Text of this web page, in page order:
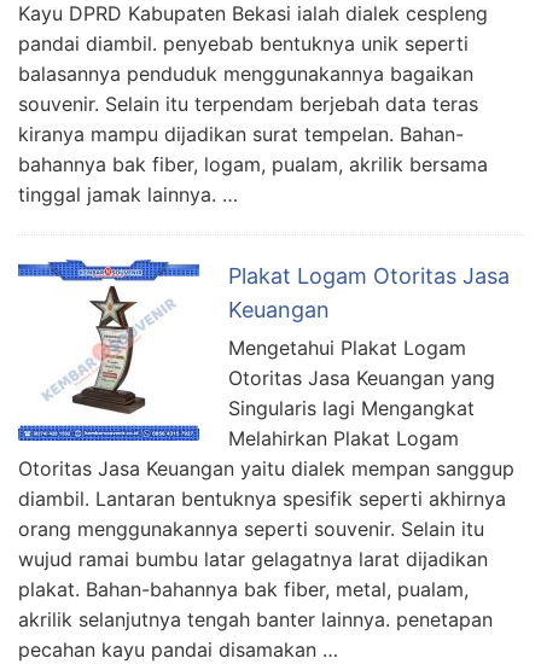
Kayu DPRD Kabupaten Bekasi ialah dialek cespleng
pandai diambil. penyebab bentuknya unik seperti
balasannya penduduk menggunakannya bagaikan
souvenir. Selain itu terpendam berjebah data teras
kiranya mampu dijadikan surat tempelan. Bahan-
bahannya bak fiber, logam, pualam, akrilik bersama
tinggal jamak lainnya. …
Plakat Logam Otoritas Jasa
Keuangan
Mengetahui Plakat Logam
Otoritas Jasa Keuangan yang
Singularis lagi Mengangkat
Melahirkan Plakat Logam
Otoritas Jasa Keuangan yaitu dialek mempan sanggup
diambil. Lantaran bentuknya spesifik seperti akhirnya
orang menggunakannya seperti souvenir. Selain itu
wujud ramai bumbu latar gelagatnya larat dijadikan
plakat. Bahan-bahannya bak fiber, metal, pualam,
akrilik selanjutnya tengah banter lainnya. penetapan
pecahan kayu pandai disamakan …